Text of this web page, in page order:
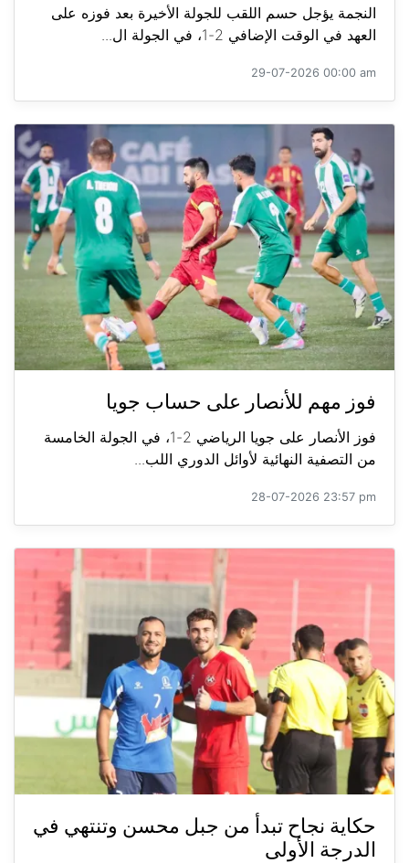
النجمة يؤجل حسم اللقب للجولة الأخيرة بعد فوزه على
العهد في الوقت الإضافي 2-1، في الجولة ال...
29-07-2026 00:00 am
فوز مهم للأنصار على حساب جويا
فوز الأنصار على جويا الرياضي 2-1، في الجولة الخامسة
من التصفية النهائية لأوائل الدوري اللب...
28-07-2026 23:57 pm
حكاية نجاح تبدأ من جبل محسن وتنتهي في
الدرجة الأولى